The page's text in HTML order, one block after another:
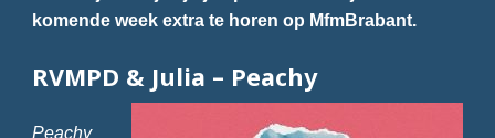
komende week extra te horen op MfmBrabant.
RVMPD & Julia – Peachy
Peachy